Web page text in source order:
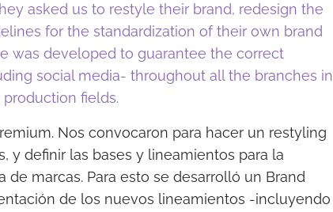
asked us to restyle their brand, redesign the
for the standardization of their own brand
was developed to guarantee the correct
social media- throughout all the branches in
fields.
Nos convocaron para hacer un restyling
y definir las bases y lineamientos para la
marcas. Para esto se desarrolló un Brand
de los nuevos lineamientos -incluyendo